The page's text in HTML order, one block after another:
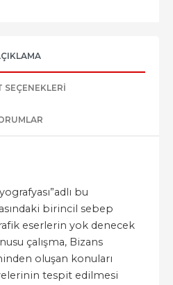
SEÇENEKLERI
bu
birincil sebep
eserlerin yok denecek
çalışma, Bizans
oluşan konuları
tespit edilmesi